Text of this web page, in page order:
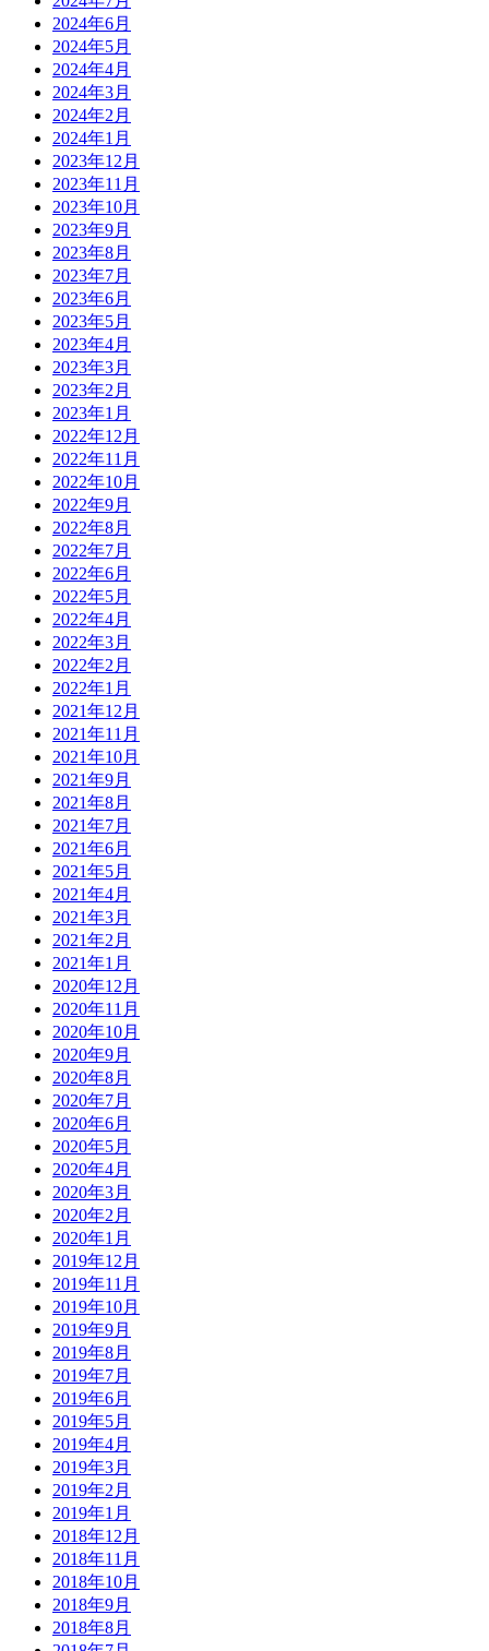
2024年6月
2024年5月
2024年4月
2024年3月
2024年2月
2024年1月
2023年12月
2023年11月
2023年10月
2023年9月
2023年8月
2023年7月
2023年6月
2023年5月
2023年4月
2023年3月
2023年2月
2023年1月
2022年12月
2022年11月
2022年10月
2022年9月
2022年8月
2022年7月
2022年6月
2022年5月
2022年4月
2022年3月
2022年2月
2022年1月
2021年12月
2021年11月
2021年10月
2021年9月
2021年8月
2021年7月
2021年6月
2021年5月
2021年4月
2021年3月
2021年2月
2021年1月
2020年12月
2020年11月
2020年10月
2020年9月
2020年8月
2020年7月
2020年6月
2020年5月
2020年4月
2020年3月
2020年2月
2020年1月
2019年12月
2019年11月
2019年10月
2019年9月
2019年8月
2019年7月
2019年6月
2019年5月
2019年4月
2019年3月
2019年2月
2019年1月
2018年12月
2018年11月
2018年10月
2018年9月
2018年8月